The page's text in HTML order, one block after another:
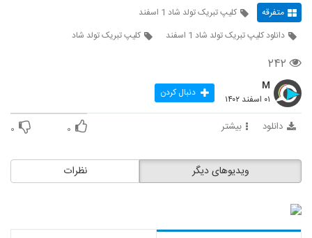
متفرقه
کلیپ تبریک تولد شاد 1 اسفند
دانلود کلیپ تبریک تولد شاد 1 اسفند
کلیپ تبریک تولد شاد
۲۴۲
M
۰۱ اسفند ۱۴۰۲ دنبال کردن
دانلود بیشتر ۰ ۰
نظرات ویدیوهای دیگر